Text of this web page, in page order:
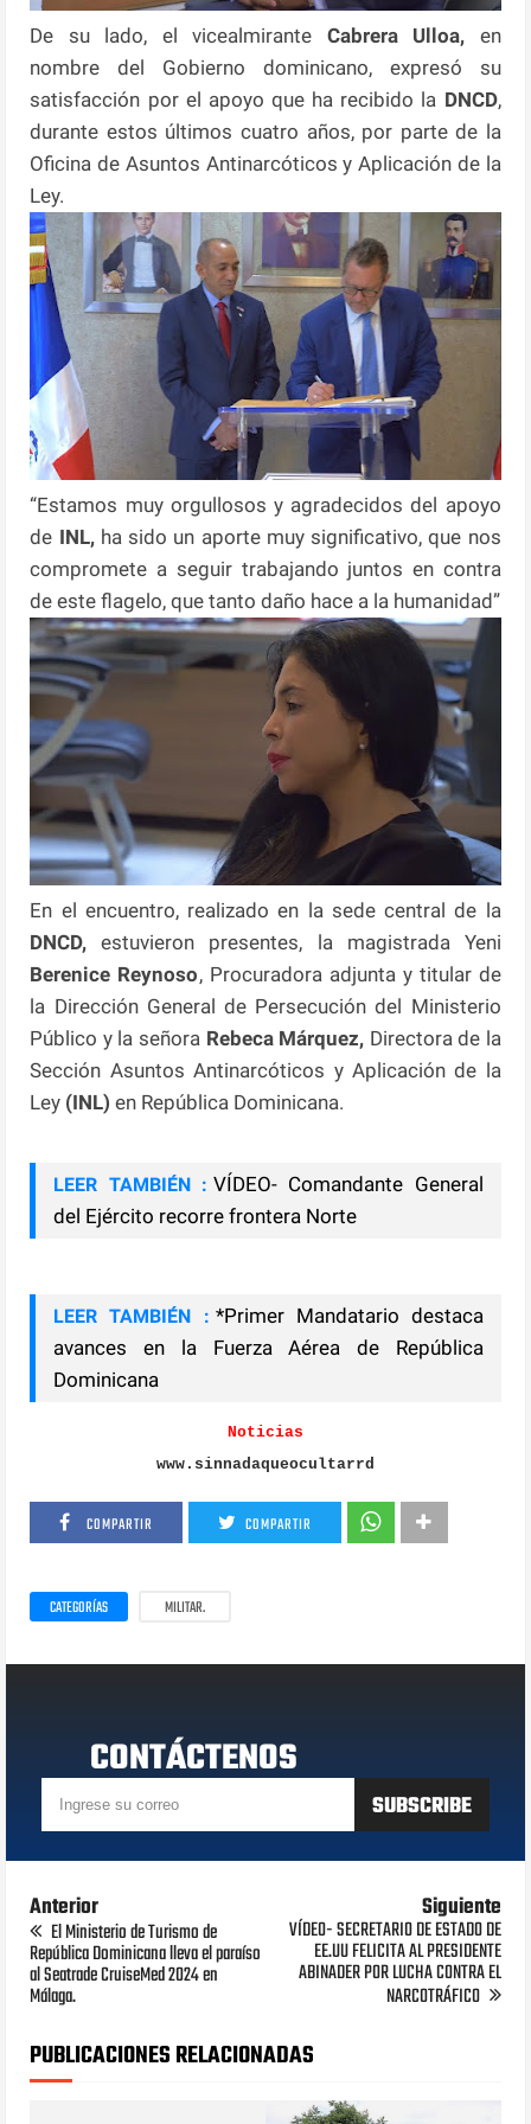
De su lado, el vicealmirante Cabrera Ulloa, en
nombre del Gobierno dominicano, expresó su
satisfacción por el apoyo que ha recibido la DNCD,
durante estos últimos cuatro años, por parte de la
Oficina de Asuntos Antinarcóticos y Aplicación de la
Ley.
“Estamos muy orgullosos y agradecidos del apoyo
de INL,ha sido un aporte muy significativo, que nos
compromete a seguir trabajando juntos en contra
de este flagelo, que tanto daño hace a la humanidad”
En el encuentro, realizado en la sede central de la
DNCD, estuvieron presentes, la magistrada Yeni
Berenice Reynoso, Procuradora adjunta y titular de
la Dirección General de Persecución del Ministerio
Público y la señora Rebeca Márquez, Directora de la
Sección Asuntos Antinarcóticos y Aplicación de la
Ley (INL) en República Dominicana.
LEER TAMBIÉN : VÍDEO- Comandante General
del Ejército recorre frontera Norte
LEER TAMBIÉN : *Primer Mandatario destaca
avances en la Fuerza Aérea de República
Dominicana
Noticias
www.sinnadaqueocultarrd
COMPARTIR COMPARTIR
CATEGORÍAS MILITAR.
CONTÁCTENOS
Anterior
El Ministerio de Turismo de
República Dominicana lleva el paraíso
al Seatrade CruiseMed 2024 en
Málaga.
Siguiente
VÍDEO- SECRETARIO DE ESTADO DE
EE.UU FELICITA AL PRESIDENTE
ABINADER POR LUCHA CONTRA EL
NARCOTRÁFICO
PUBLICACIONES RELACIONADAS